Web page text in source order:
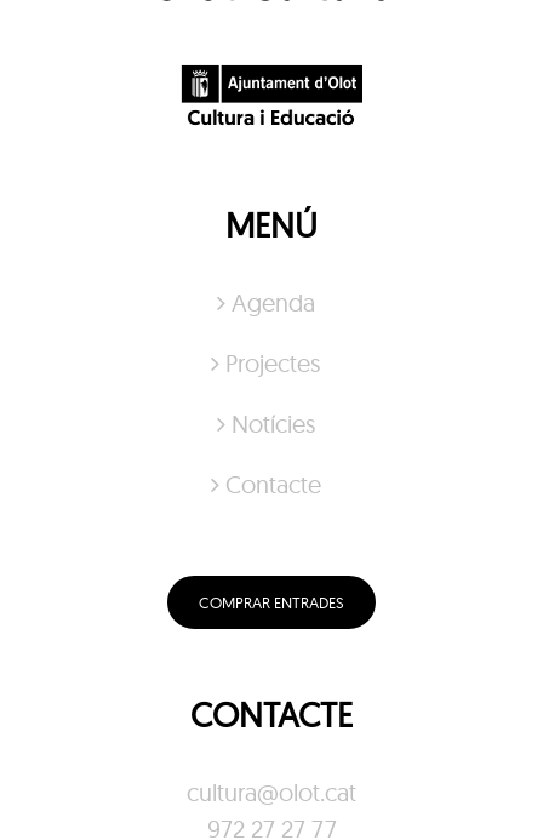
MENÚ
Agenda
Projectes
Notícies
Contacte
COMPRAR ENTRADES
CONTACTE
cultura@olot.cat
972 27 27 77